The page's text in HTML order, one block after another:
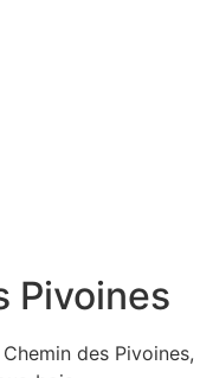
Pivoines
des Pivoines,